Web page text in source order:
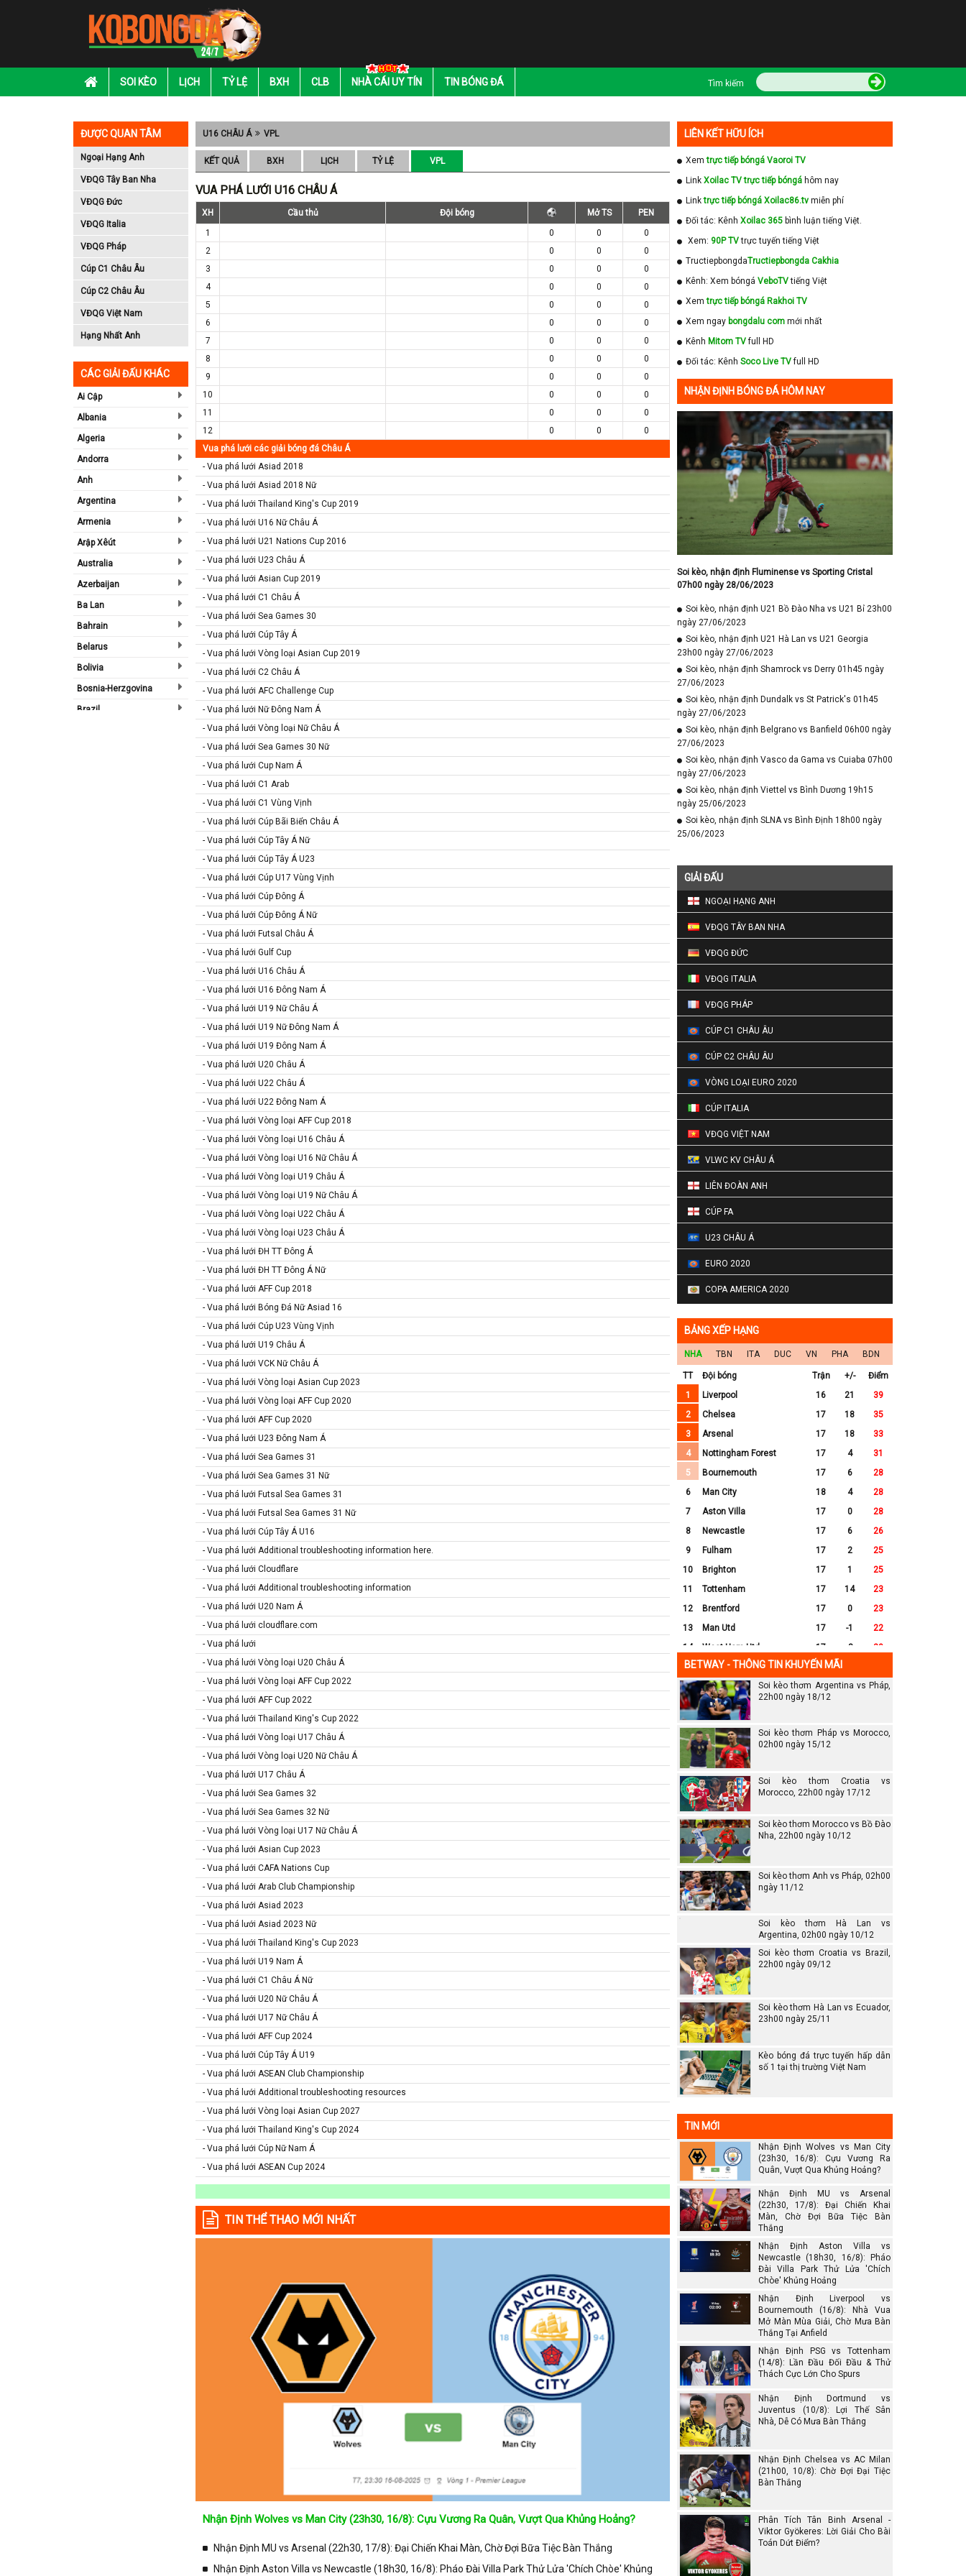
SOI KÈO LỊCH TỶ LỆ BXH CLB NHÀ CÁI UY TÍN TIN BÓNG ĐÁ Tìm kiếm
ĐƯỢC QUAN TÂM
Ngoại Hạng Anh
VĐQG Tây Ban Nha
VĐQG Đức
VĐQG Italia
VĐQG Pháp
Cúp C1 Châu Âu
Cúp C2 Châu Âu
VĐQG Việt Nam
Hạng Nhất Anh
CÁC GIẢI ĐẤU KHÁC
Ai Cập
Albania
Algeria
Andorra
Anh
Argentina
Armenia
Arập Xêút
Australia
Azerbaijan
Ba Lan
Bahrain
Belarus
Bolivia
Bosnia-Herzgovina
Brazil
U16 CHÂU Á VPL
KẾT QUẢ BXH LỊCH TỶ LỆ VPL
VUA PHÁ LƯỚI U16 CHÂU Á
XH Cầu thủ Đội bóng Mở TS
PEN
1
0 0
0
2
0 0
0
3
0 0
0
4
0 0
0
5
0 0
0
6
0 0
0
7
0 0
0
8
0 0
0
9
0 0
0
10
0 0
0
11
0 0
0
12
0 0
0
Vua phá lưới các giải bóng đá Châu Á
- Vua phá lưới Asiad 2018
- Vua phá lưới Asiad 2018 Nữ
- Vua phá lưới Thailand King's Cup 2019
- Vua phá lưới U16 Nữ Châu Á
- Vua phá lưới U21 Nations Cup 2016
- Vua phá lưới U23 Châu Á
- Vua phá lưới Asian Cup 2019
- Vua phá lưới C1 Châu Á
- Vua phá lưới Sea Games 30
- Vua phá lưới Cúp Tây Á
- Vua phá lưới Vòng loại Asian Cup 2019
- Vua phá lưới C2 Châu Á
- Vua phá lưới AFC Challenge Cup
- Vua phá lưới Nữ Đông Nam Á
- Vua phá lưới Vòng loại Nữ Châu Á
- Vua phá lưới Sea Games 30 Nữ
- Vua phá lưới Cup Nam Á
- Vua phá lưới C1 Arab
- Vua phá lưới C1 Vùng Vịnh
- Vua phá lưới Cúp Bãi Biển Châu Á
- Vua phá lưới Cúp Tây Á Nữ
- Vua phá lưới Cúp Tây Á U23
- Vua phá lưới Cúp U17 Vùng Vịnh
- Vua phá lưới Cúp Đông Á
- Vua phá lưới Cúp Đông Á Nữ
- Vua phá lưới Futsal Châu Á
- Vua phá lưới Gulf Cup
- Vua phá lưới U16 Châu Á
- Vua phá lưới U16 Đông Nam Á
- Vua phá lưới U19 Nữ Châu Á
- Vua phá lưới U19 Nữ Đông Nam Á
- Vua phá lưới U19 Đông Nam Á
- Vua phá lưới U20 Châu Á
- Vua phá lưới U22 Châu Á
- Vua phá lưới U22 Đông Nam Á
- Vua phá lưới Vòng loại AFF Cup 2018
- Vua phá lưới Vòng loại U16 Châu Á
- Vua phá lưới Vòng loại U16 Nữ Châu Á
- Vua phá lưới Vòng loại U19 Châu Á
- Vua phá lưới Vòng loại U19 Nữ Châu Á
- Vua phá lưới Vòng loại U22 Châu Á
- Vua phá lưới Vòng loại U23 Châu Á
- Vua phá lưới ĐH TT Đông Á
- Vua phá lưới ĐH TT Đông Á Nữ
- Vua phá lưới AFF Cup 2018
- Vua phá lưới Bóng Đá Nữ Asiad 16
- Vua phá lưới Cúp U23 Vùng Vịnh
- Vua phá lưới U19 Châu Á
- Vua phá lưới VCK Nữ Châu Á
- Vua phá lưới Vòng loại Asian Cup 2023
- Vua phá lưới Vòng loại AFF Cup 2020
- Vua phá lưới AFF Cup 2020
- Vua phá lưới U23 Đông Nam Á
- Vua phá lưới Sea Games 31
- Vua phá lưới Sea Games 31 Nữ
- Vua phá lưới Futsal Sea Games 31
- Vua phá lưới Futsal Sea Games 31 Nữ
- Vua phá lưới Cúp Tây Á U16
- Vua phá lưới Additional troubleshooting information here.
- Vua phá lưới Cloudflare
- Vua phá lưới Additional troubleshooting information
- Vua phá lưới U20 Nam Á
- Vua phá lưới cloudflare.com
- Vua phá lưới
- Vua phá lưới Vòng loại U20 Châu Á
- Vua phá lưới Vòng loại AFF Cup 2022
- Vua phá lưới AFF Cup 2022
- Vua phá lưới Thailand King's Cup 2022
- Vua phá lưới Vòng loại U17 Châu Á
- Vua phá lưới Vòng loại U20 Nữ Châu Á
- Vua phá lưới U17 Châu Á
- Vua phá lưới Sea Games 32
- Vua phá lưới Sea Games 32 Nữ
- Vua phá lưới Vòng loại U17 Nữ Châu Á
- Vua phá lưới Asian Cup 2023
- Vua phá lưới CAFA Nations Cup
- Vua phá lưới Arab Club Championship
- Vua phá lưới Asiad 2023
- Vua phá lưới Asiad 2023 Nữ
- Vua phá lưới Thailand King's Cup 2023
- Vua phá lưới U19 Nam Á
- Vua phá lưới C1 Châu Á Nữ
- Vua phá lưới U20 Nữ Châu Á
- Vua phá lưới U17 Nữ Châu Á
- Vua phá lưới AFF Cup 2024
- Vua phá lưới Cúp Tây Á U19
- Vua phá lưới ASEAN Club Championship
- Vua phá lưới Additional troubleshooting resources
- Vua phá lưới Vòng loại Asian Cup 2027
- Vua phá lưới Thailand King's Cup 2024
- Vua phá lưới Cúp Nữ Nam Á
- Vua phá lưới ASEAN Cup 2024
TIN THỂ THAO MỚI NHẤT
Nhận Định Wolves vs Man City (23h30, 16/8): Cựu Vương Ra Quân, Vượt Qua Khủng Hoảng?
Nhận Định MU vs Arsenal (22h30, 17/8): Đại Chiến Khai Màn, Chờ Đợi Bữa Tiệc Bàn Thắng
Nhận Định Aston Villa vs Newcastle (18h30, 16/8): Pháo Đài Villa Park Thử Lửa 'Chích Chòe' Khủng
LIÊN KẾT HỮU ÍCH
Xemtrực tiếp bóngá Vaoroi TV
Link Xoilac TV trực tiếp bóngá hôm nay
Linktrực tiếp bóngá Xoilac86.tv miễn phí
Đối tác: Kênh Xoilac 365 bình luận tiếng Việt.
Xem: 90P TVtrực tuyến tiếng Việt
TructiepbongdaTructiepbongda Cakhia
Kênh: Xem bóngá VeboTVtiếng Việt
Xemtrực tiếp bóngá Rakhoi TV
Xem ngay bongdalu com mới nhất
Kênh Mitom TVfull HD
Đối tác: Kênh Soco Live TVfull HD
NHẬN ĐỊNH BÓNG ĐÁ HÔM NAY
Soi kèo, nhận định Fluminense vs Sporting Cristal
07h00 ngày 28/06/2023
Soi kèo, nhận định U21 Bồ Đào Nha vs U21 Bỉ 23h00
ngày 27/06/2023
Soi kèo, nhận định U21 Hà Lan vs U21 Georgia
23h00 ngày 27/06/2023
Soi kèo, nhận định Shamrock vs Derry 01h45 ngày
27/06/2023
Soi kèo, nhận định Dundalk vs St Patrick's 01h45
ngày 27/06/2023
Soi kèo, nhận định Belgrano vs Banfield 06h00 ngày
27/06/2023
Soi kèo, nhận định Vasco da Gama vs Cuiaba 07h00
ngày 27/06/2023
Soi kèo, nhận định Viettel vs Bình Dương 19h15
ngày 25/06/2023
Soi kèo, nhận định SLNA vs Bình Định 18h00 ngày
25/06/2023
GIẢI ĐẤU
NGOẠI HẠNG ANH
VĐQG TÂY BAN NHA
VĐQG ĐỨC
VĐQG ITALIA
VĐQG PHÁP
CÚP C1 CHÂU ÂU
CÚP C2 CHÂU ÂU
VÒNG LOẠI EURO 2020
CÚP ITALIA
VĐQG VIỆT NAM
VLWC KV CHÂU Á
LIÊN ĐOÀN ANH
CÚP FA
U23 CHÂU Á
EURO 2020
COPA AMERICA 2020
BẢNG XẾP HẠNG
NHA TBN ITA DUC VN PHA BDN
TT Đội bóng Trận +/-
Điểm
1
Liverpool 16 21
39
2
Chelsea 17 18
35
3
Arsenal 17 18
33
4
Nottingham Forest 17 4
31
5
Bournemouth 17 6
28
6
Man City 18 4
28
7
Aston Villa 17 0
28
8
Newcastle 17 6
26
9
Fulham 17 2
25
10
Brighton 17 1
25
11
Tottenham 17 14
23
12
Brentford 17 0
23
13
Man Utd 17 -1
22
14
West Ham Utd 17 -8
20
15
Everton 17
16
Crystal Palace 17 -8
16
17
Leicester City
18
Ipswich
19
Wolves 17
20
Southampton
BETWAY - THÔNG TIN KHUYẾN MÃI
Soi kèo thơm Argentina vs Pháp,
22h00 ngày 18/12
Soi kèo thơm Pháp vs Morocco,
02h00 ngày 15/12
Soi kèo thơm Croatia vs
Morocco, 22h00 ngày 17/12
Soi kèo thơm Morocco vs Bồ Đào
Nha, 22h00 ngày 10/12
Soi kèo thơm Anh vs Pháp, 02h00
ngày 11/12
Soi kèo thơm Hà Lan vs
Argentina, 02h00 ngày 10/12
Soi kèo thơm Croatia vs Brazil,
22h00 ngày 09/12
Soi kèo thơm Hà Lan vs Ecuador,
23h00 ngày 25/11
Kèo bóng đá trực tuyến hấp dẫn
số 1 tại thị trường Việt Nam
TIN MỚI
Nhận Định Wolves vs Man City
(23h30, 16/8): Cựu Vương Ra
Quân, Vượt Qua Khủng Hoảng?
Nhận Định MU vs Arsenal
(22h30, 17/8): Đại Chiến Khai
Màn, Chờ Đợi Bữa Tiệc Bàn
Thắng
Nhận Định Aston Villa vs
Newcastle (18h30, 16/8): Pháo
Đài Villa Park Thử Lửa 'Chích
Chòe' Khủng Hoảng
Nhận Định Liverpool vs
Bournemouth (16/8): Nhà Vua
Mở Màn Mùa Giải, Chờ Mưa Bàn
Thắng Tại Anfield
Nhận Định PSG vs Tottenham
(14/8): Lần Đầu Đối Đầu & Thử
Thách Cực Lớn Cho Spurs
Nhận Định Dortmund vs
Juventus (10/8): Lợi Thế Sân
Nhà, Dễ Có Mưa Bàn Thắng
Nhận Định Chelsea vs AC Milan
(21h00, 10/8): Chờ Đợi Đại Tiệc
Bàn Thắng
Phân Tích Tân Binh Arsenal -
Viktor Gyökeres: Lời Giải Cho Bài
Toán Dứt Điểm?